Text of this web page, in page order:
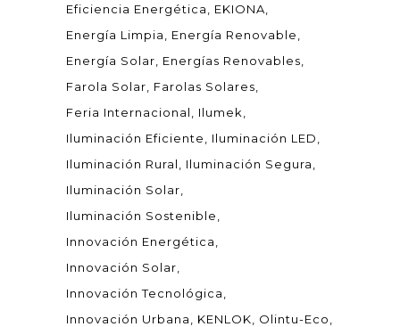
Eficiencia Energética
EKIONA
Energía Limpia
Energía Renovable
Energía Solar
Energías Renovables
Farola Solar
Farolas Solares
Feria Internacional
Ilumek
Iluminación Eficiente
Iluminación LED
Iluminación Rural
Iluminación Segura
Iluminación Solar
Iluminación Sostenible
Innovación Energética
Innovación Solar
Innovación Tecnológica
Innovación Urbana
KENLOK
Olintu-Eco